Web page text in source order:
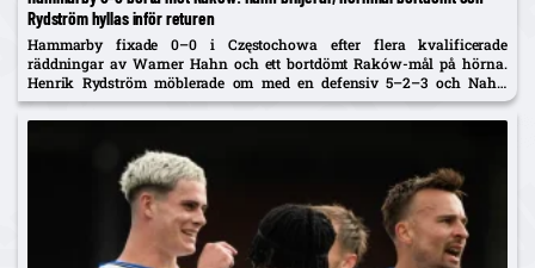
Rydström hyllas inför returen
Hammarby fixade 0–0 i Częstochowa efter flera kvalificerade
räddningar av Warner Hahn och ett bortdömt Raków-mål på hörna.
Henrik Rydström möblerade om med en defensiv 5–2–3 och Nahir
Besara som falsk nia – och får beröm av spelarna. Returen spelas...